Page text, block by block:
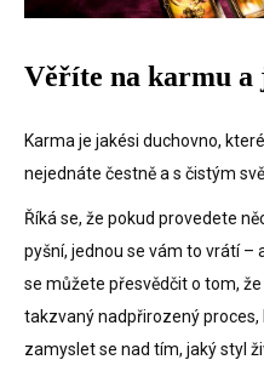
Věříte na karmu a
Karma je jakési duchovno,
nejednáte čestně a s čistým
Říká se, že pokud provedete
pyšní, jednou se vám to vrátí –
se můžete přesvědčit o tom,
takzvaný nadpřirozený
zamyslet se nad tím, jaký styl